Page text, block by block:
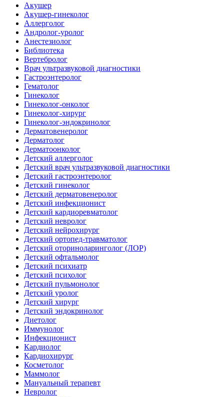
Акушер
Акушер-гинеколог
Аллерголог
Андролог-уролог
Анестезиолог
Библиотека
Вертебролог
Врач ультразвуковой диагностики
Гастроэнтеролог
Гематолог
Гинеколог
Гинеколог-онколог
Гинеколог-хирург
Гинеколог-эндокринолог
Дерматовенеролог
Дерматолог
Дерматоонколог
Детский аллерголог
Детский врач ультразвуковой диагностики
Детский гастроэнтеролог
Детский гинеколог
Детский дерматовенеролог
Детский инфекционист
Детский кардиоревматолог
Детский невролог
Детский нейрохирург
Детский ортопед-травматолог
Детский оториноларинголог (ЛОР)
Детский офтальмолог
Детский психиатр
Детский психолог
Детский пульмонолог
Детский уролог
Детский хирург
Детский эндокринолог
Диетолог
Иммунолог
Инфекционист
Кардиолог
Кардиохирург
Косметолог
Маммолог
Мануальный терапевт
Невролог